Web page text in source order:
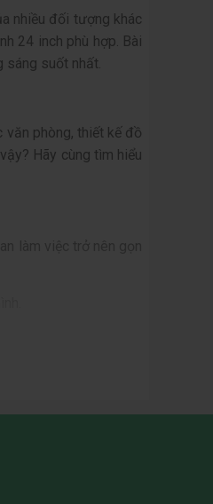
nhiều đối tượng khác
24 inch phù hợp. Bài
sáng suốt nhất.
văn phòng, thiết kế đồ
Hãy cùng tìm hiểu
thị sắc nét, rõ ràng,